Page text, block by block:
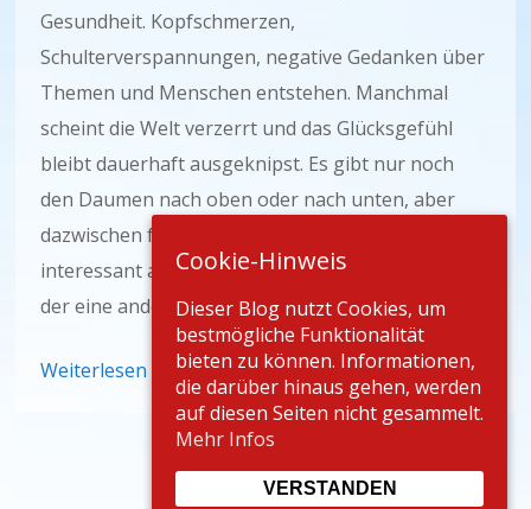
Gesundheit. Kopfschmerzen,
Schulterverspannungen, negative Gedanken über
Themen und Menschen entstehen. Manchmal
scheint die Welt verzerrt und das Glücksgefühl
bleibt dauerhaft ausgeknipst. Es gibt nur noch
den Daumen nach oben oder nach unten, aber
dazwischen fehlen die feinen Nuancen. Was ist
interessant am Thema oder an diesem Menschen,
der eine andere Perspektive vertritt?
Weiterlesen
Cookie-Hinweis
Dieser Blog nutzt Cookies, um
bestmögliche Funktionalität
bieten zu können. Informationen,
die darüber hinaus gehen, werden
auf diesen Seiten nicht gesammelt.
Mehr Infos
VERSTANDEN